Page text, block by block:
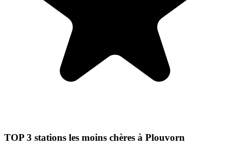
TOP 3 stations les moins chères à Plouvorn